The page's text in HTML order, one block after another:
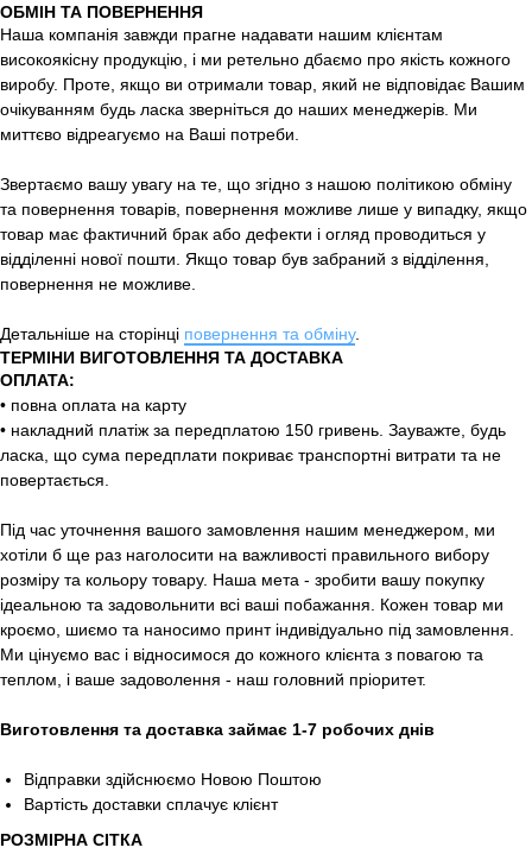
ОБМІН ТА ПОВЕРНЕННЯ
Наша компанія завжди прагне надавати нашим клієнтам
високоякісну продукцію, і ми ретельно дбаємо про якість кожного
виробу. Проте, якщо ви отримали товар, який не відповідає Вашим
очікуванням будь ласка зверніться до наших менеджерів. Ми
миттєво відреагуємо на Ваші потреби.
Звертаємо вашу увагу на те, що згідно з нашою політикою обміну
та повернення товарів, повернення можливе лише у випадку, якщо
товар має фактичний брак або дефекти і огляд проводиться у
відділенні нової пошти. Якщо товар був забраний з відділення,
повернення не можливе.
Детальніше на сторінці повернення та обміну.
ТЕРМІНИ ВИГОТОВЛЕННЯ ТА ДОСТАВКА
ОПЛАТА:
• повна оплата на карту
• накладний платіж за передплатою 150 гривень. Зауважте, будь
ласка, що сума передплати покриває транспортні витрати та не
повертається.
Під час уточнення вашого замовлення нашим менеджером, ми
хотіли б ще раз наголосити на важливості правильного вибору
розміру та кольору товару. Наша мета - зробити вашу покупку
ідеальною та задовольнити всі ваші побажання. Кожен товар ми
кроємо, шиємо та наносимо принт індивідуально під замовлення.
Ми цінуємо вас і відносимося до кожного клієнта з повагою та
теплом, і ваше задоволення - наш головний пріоритет.
Виготовлення та доставка займає 1-7 робочих днів
Відправки здійснюємо Новою Поштою
Вартість доставки сплачує клієнт
РОЗМІРНА СІТКА